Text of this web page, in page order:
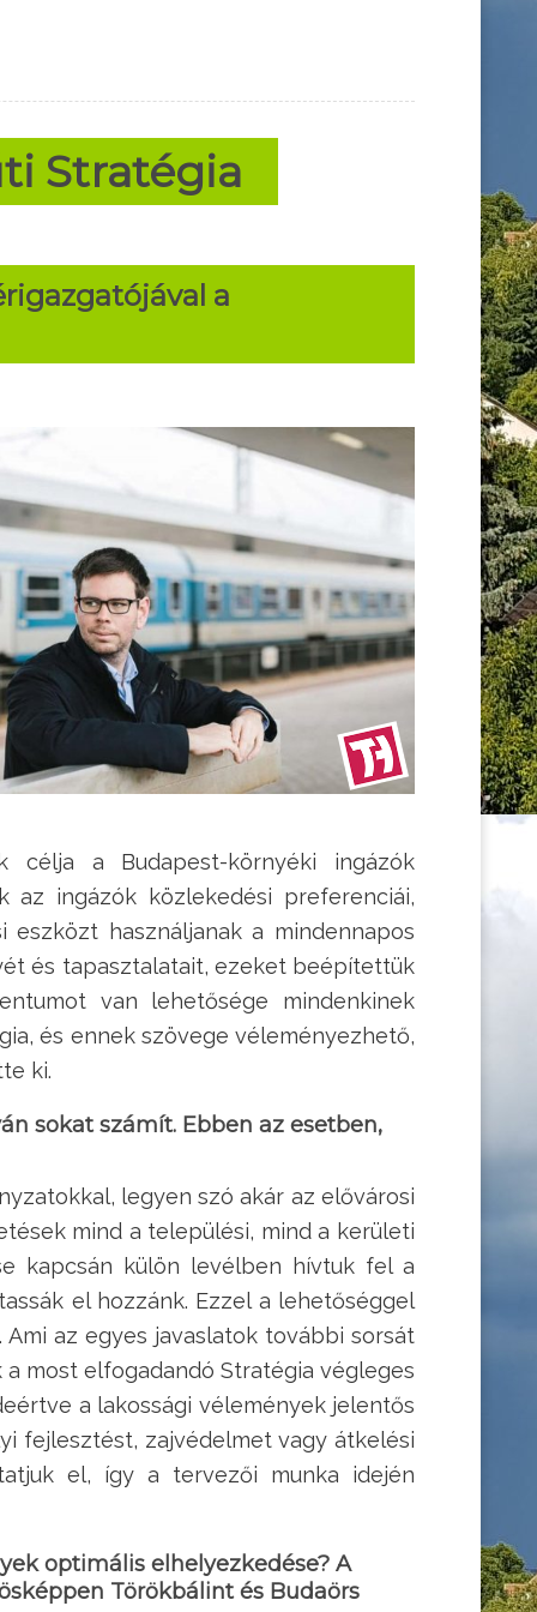
Stratégia
a
célja a Budapest-környéki ingázók
az ingázók közlekedési preferenciái,
használjanak a mindennapos
és tapasztalatait, ezeket beépítettük
van lehetősége mindenkinek
és ennek szövege véleményezhető,
ki.
sokat számít. Ebben az esetben,
legyen szó akár az elővárosi
mind a települési, mind a kerületi
kapcsán külön levélben hívtuk fel a
el hozzánk. Ezzel a lehetőséggel
az egyes javaslatok további sorsát
most elfogadandó Stratégia végleges
a lakossági vélemények jelentős
fejlesztést, zajvédelmet vagy átkelési
el, így a tervezői munka idején
optimális elhelyezkedése? A
Törökbálint és Budaörs